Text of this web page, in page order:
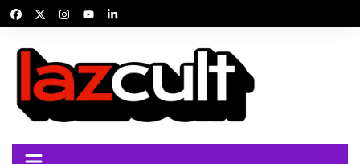
para
conteúdo